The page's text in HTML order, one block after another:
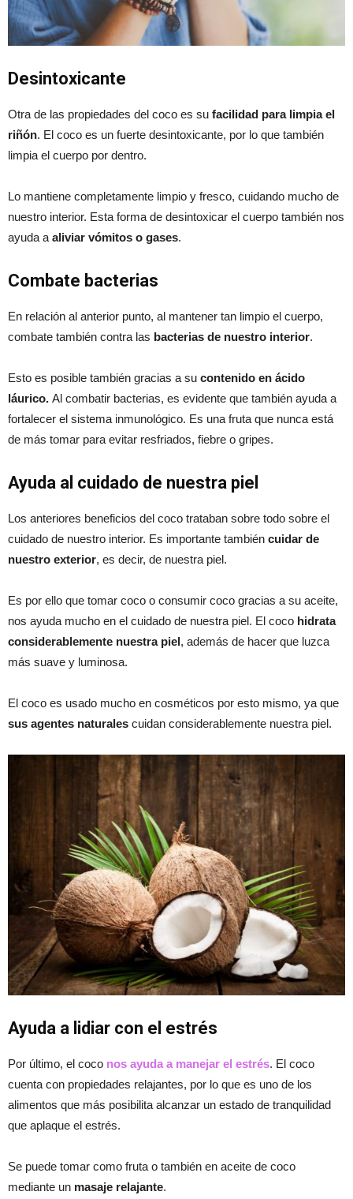
Desintoxicante
Otra de las propiedades del coco es su facilidad para limpia el
riñón. El coco es un fuerte desintoxicante, por lo que también
limpia el cuerpo por dentro.
Lo mantiene completamente limpio y fresco, cuidando mucho de
nuestro interior. Esta forma de desintoxicar el cuerpo también nos
ayuda a aliviar vómitos o gases.
Combate bacterias
En relación al anterior punto, al mantener tan limpio el cuerpo,
combate también contra las bacterias de nuestro interior.
Esto es posible también gracias a su contenido en ácido
láurico. Al combatir bacterias, es evidente que también ayuda a
fortalecer el sistema inmunológico. Es una fruta que nunca está
de más tomar para evitar resfriados, fiebre o gripes.
Ayuda al cuidado de nuestra piel
Los anteriores beneficios del coco trataban sobre todo sobre el
cuidado de nuestro interior. Es importante también cuidar de
nuestro exterior, es decir, de nuestra piel.
Es por ello que tomar coco o consumir coco gracias a su aceite,
nos ayuda mucho en el cuidado de nuestra piel. El coco hidrata
considerablemente nuestra piel, además de hacer que luzca
más suave y luminosa.
El coco es usado mucho en cosméticos por esto mismo, ya que
sus agentes naturales cuidan considerablemente nuestra piel.
Ayuda a lidiar con el estrés
Por último, el coco nos ayuda a manejar el estrés. El coco
cuenta con propiedades relajantes, por lo que es uno de los
alimentos que más posibilita alcanzar un estado de tranquilidad
que aplaque el estrés.
Se puede tomar como fruta o también en aceite de coco
mediante un masaje relajante.